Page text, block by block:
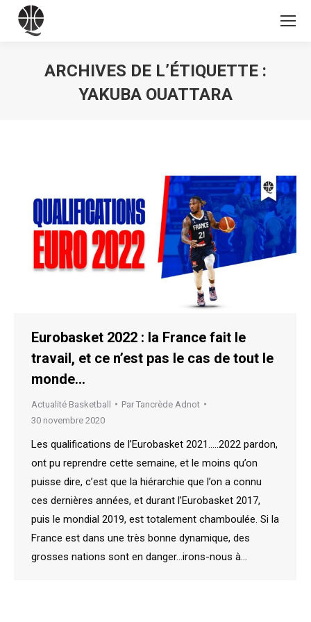
ARCHIVES DE L’ÉTIQUETTE :
YAKUBA OUATTARA
Eurobasket 2022 : la France fait le
travail, et ce n’est pas le cas de tout le
monde…
Actualité Basketball Par Tancrède Adnot
30 novembre 2020
Les qualifications de l’Eurobasket 2021…..2022 pardon,
ont pu reprendre cette semaine, et le moins qu’on
puisse dire, c’est que la hiérarchie que l’on a connu
ces dernières années, et durant l’Eurobasket 2017,
puis le mondial 2019, est totalement chamboulée. Si la
France est dans une très bonne dynamique, des
grosses nations sont en danger…irons-nous à…